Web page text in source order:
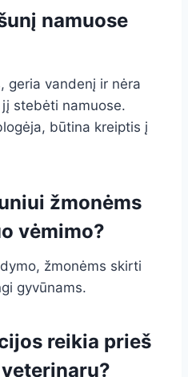
namuose
geria vandenį ir nėra
stebėti namuose.
būtina kreiptis į
žmonėms
vėmimo?
žmonėms skirti
gyvūnams.
reikia prieš